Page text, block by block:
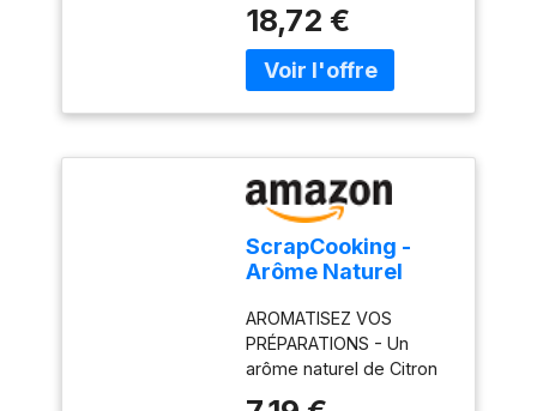
18,72 €
ScrapCooking -
Arôme Naturel
40ml - Arôme
Alimentaire Citron
pour Pâtisserie,
Yaourts, Gâteaux,
AROMATISEZ VOS
PRÉPARATIONS - Un
arôme naturel de Citron